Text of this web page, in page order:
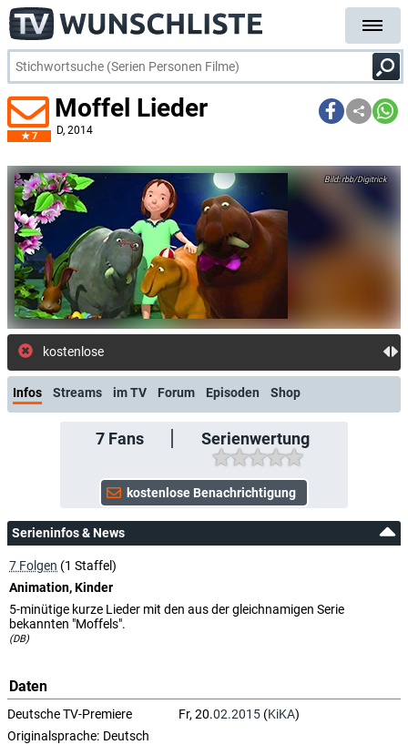
7
Moffel Lieder
D, 2014
rbb/Digitrick
kostenlose E-Mail-Benachrich
Infos Streams im TV Forum Episoden Shop
7Fans Serienwertung
Serieninfos & News
7 Folgen (1 Staffel)
Animation, Kinder
5-minütige kurze Lieder mit den aus der gleichnamigen Serie
bekannten "Moffels".
(DB)
Daten
Deutsche TV-Premiere Fr, 20.02.2015 (KiKA)
Originalsprache: Deutsch